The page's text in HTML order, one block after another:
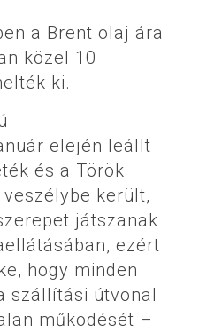
a Brent olaj ára
közel 10
ki.
elején leállt
és a Török
került,
játszanak
ezért
hogy minden
szállítási útvonal
működését –